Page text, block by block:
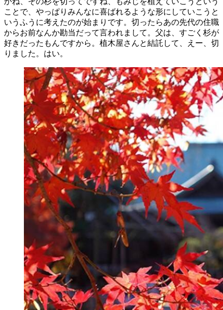
ことで、やっぱりみんなに喜ばれるような形にしていこうと
いうふうに考えたのが始まりです。切ったらあの先代の住職
からお前なんか勘当だって言われまして。父は、すごく杉が
好きだったもんですから。植木屋さんと結託して、えー、切
りました。はい。